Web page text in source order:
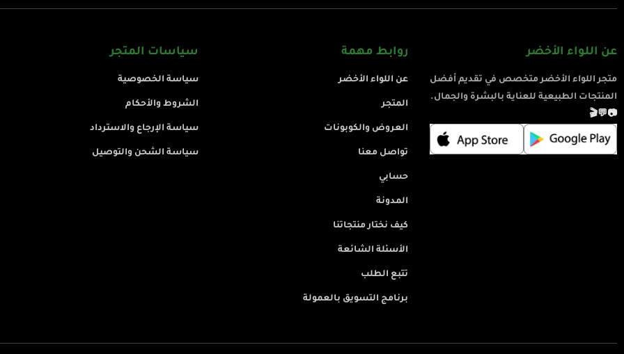
عن اللواء الأخضر
متجر اللواء الأخضر متخصص في تقديم أفضل
المنتجات الطبيعية للعناية بالبشرة والجمال.
📷
💬
🎬
روابط مهمة
عن اللواء الأخضر
المتجر
العروض والكوبونات
تواصل معنا
حسابي
المدونة
كيف نختار منتجاتنا
الأسئلة الشائعة
تتبع الطلب
برنامج التسويق بالعمولة
سياسات المتجر
سياسة الخصوصية
الشروط والأحكام
سياسة الإرجاع والاسترداد
سياسة الشحن والتوصيل